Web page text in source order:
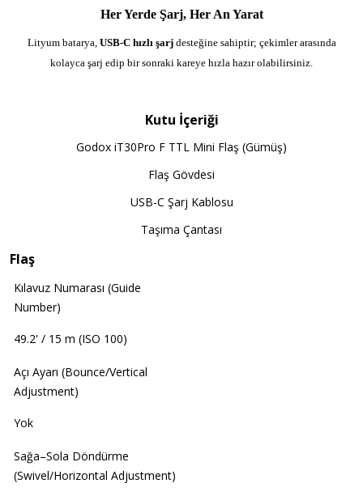
Her Yerde Şarj, Her An Yarat
Lityum batarya, USB-C hızlı şarjdesteğine sahiptir; çekimler arasında
kolayca şarj edip bir sonraki kareye hızla hazır olabilirsiniz.
Kutu İçeriği
Godox iT30Pro F TTL Mini Flaş (Gümüş)
Flaş Gövdesi
USB-C Şarj Kablosu
Taşıma Çantası
Flaş
Kılavuz Numarası (Guide
Number)
49.2' / 15 m (ISO 100)
Açı Ayarı (Bounce/Vertical
Adjustment)
Yok
Sağa–Sola Döndürme
(Swivel/Horizontal Adjustment)